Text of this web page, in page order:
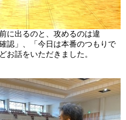
に出るのと、攻めるのは違
認」、「今日は本番のつもりで
お話をいただきました。